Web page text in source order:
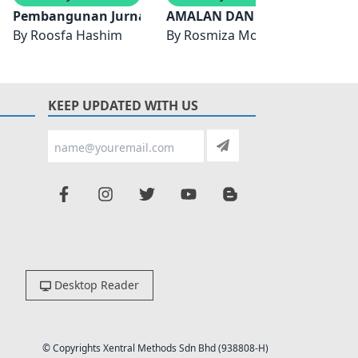
ROOSFA HASHIM
Ummah
dan Pembangunan
Pembangunan Jurnal Ilmiah Malaysia 1847-2007
By Roosfa Hashim
AMALAN DAN CABARAN
By Rosmiza Mohd Zainol,
KEEP UPDATED WITH US
Desktop Reader
© Copyrights Xentral Methods Sdn Bhd (938808-H)